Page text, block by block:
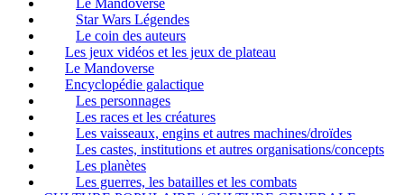
Le Mandoverse
Star Wars Légendes
Le coin des auteurs
Les jeux vidéos et les jeux de plateau
Le Mandoverse
Encyclopédie galactique
Les personnages
Les races et les créatures
Les vaisseaux, engins et autres machines/droïdes
Les castes, institutions et autres organisations/concepts
Les planètes
Les guerres, les batailles et les combats